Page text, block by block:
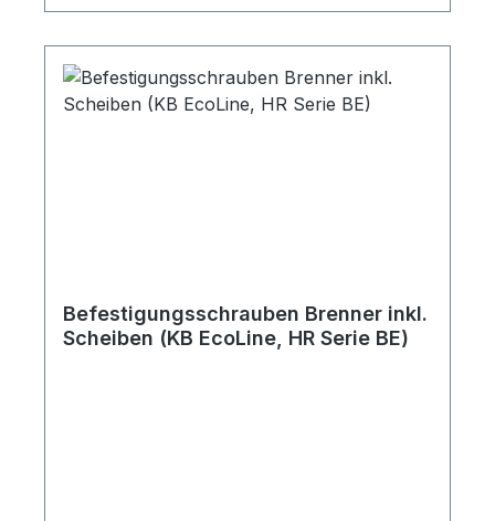
Befestigungsschrauben Brenner inkl.
Scheiben (KB EcoLine, HR Serie BE)